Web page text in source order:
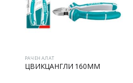
РАЧЕН АЛАТ
ЦВИКЦАНГЛИ 160MM